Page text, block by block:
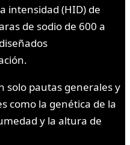
intensidad (HID) de
de sodio de 600 a
solo pautas generales y
como la genética de la
y la altura de